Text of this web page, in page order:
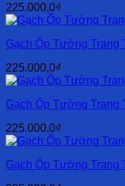
225.000,0₫
Gạch Ốp Tường Trang
225.000,0₫
Gạch Ốp Tường Trang
225.000,0₫
Gạch Ốp Tường Trang